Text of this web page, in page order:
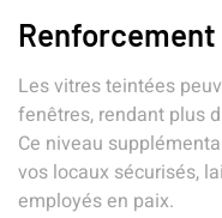
Les vitres teintées
fenêtres, rendant plus
Ce niveau
vos locaux sécurisés,
employés en paix.